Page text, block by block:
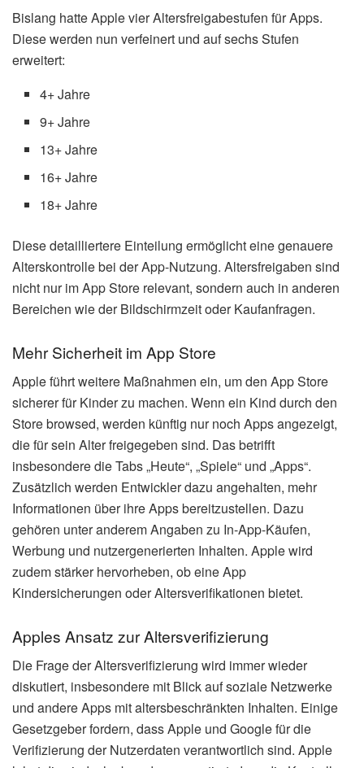
Bislang hatte Apple vier Altersfreigabestufen für Apps.
Diese werden nun verfeinert und auf sechs Stufen
erweitert:
4+ Jahre
9+ Jahre
13+ Jahre
16+ Jahre
18+ Jahre
Diese detailliertere Einteilung ermöglicht eine genauere
Alterskontrolle bei der App-Nutzung. Altersfreigaben sind
nicht nur im App Store relevant, sondern auch in anderen
Bereichen wie der Bildschirmzeit oder Kaufanfragen.
Mehr Sicherheit im App Store
Apple führt weitere Maßnahmen ein, um den App Store
sicherer für Kinder zu machen. Wenn ein Kind durch den
Store browsed, werden künftig nur noch Apps angezeigt,
die für sein Alter freigegeben sind. Das betrifft
insbesondere die Tabs „Heute“, „Spiele“ und „Apps“.
Zusätzlich werden Entwickler dazu angehalten, mehr
Informationen über ihre Apps bereitzustellen. Dazu
gehören unter anderem Angaben zu In-App-Käufen,
Werbung und nutzergenerierten Inhalten. Apple wird
zudem stärker hervorheben, ob eine App
Kindersicherungen oder Altersverifikationen bietet.
Apples Ansatz zur Altersverifizierung
Die Frage der Altersverifizierung wird immer wieder
diskutiert, insbesondere mit Blick auf soziale Netzwerke
und andere Apps mit altersbeschränkten Inhalten. Einige
Gesetzgeber fordern, dass Apple und Google für die
Verifizierung der Nutzerdaten verantwortlich sind. Apple